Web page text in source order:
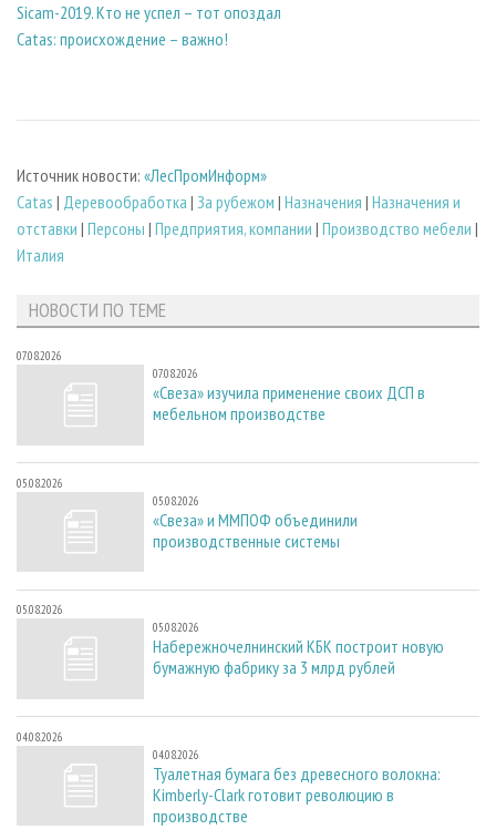
Sicam-2019. Кто не успел – тот опоздал
Catas: происхождение – важно!
Источник новости: «ЛесПромИнформ»
Catas | Деревообработка | За рубежом | Назначения | Назначения и
отставки | Персоны | Предприятия, компании | Производство мебели |
Италия
НОВОСТИ ПО ТЕМЕ
07.08.2026
07.08.2026
«Свеза» изучила применение своих ДСП в
мебельном производстве
05.08.2026
05.08.2026
«Свеза» и ММПОФ объединили
производственные системы
05.08.2026
05.08.2026
Набережночелнинский КБК построит новую
бумажную фабрику за 3 млрд рублей
04.08.2026
04.08.2026
Туалетная бумага без древесного волокна:
Kimberly-Clark готовит революцию в
производстве